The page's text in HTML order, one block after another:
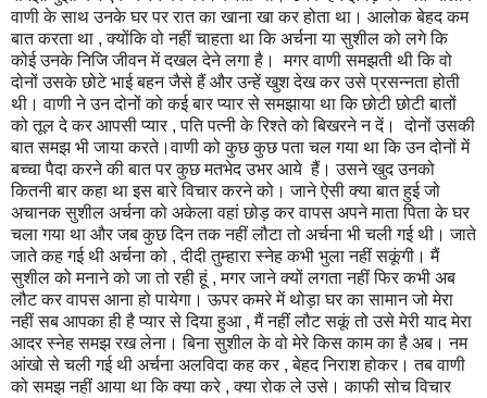
वाणी के साथ उनके घर पर रात का खाना खा कर होता था। आलोक बेहद कम
बात करता था , क्योंकि वो नहीं चाहता था कि अर्चना या सुशील को लगे कि
कोई उनके निजि जीवन में दखल देने लगा है। मगर वाणी समझती थी कि वो
दोनों उसके छोटे भाई बहन जैसे हैं और उन्हें खुश देख कर उसे प्रसन्नता होती
थी। वाणी ने उन दोनों को कई बार प्यार से समझाया था कि छोटी छोटी बातों
को तूल दे कर आपसी प्यार , पति पत्नी के रिश्ते को बिखरने न दें। दोनों उसकी
बात समझ भी जाया करते।वाणी को कुछ कुछ पता चल गया था कि उन दोनों में
बच्चा पैदा करने की बात पर कुछ मतभेद उभर आये हैं। उसने खुद उनको
कितनी बार कहा था इस बारे विचार करने को। जाने ऐसी क्या बात हुई जो
अचानक सुशील अर्चना को अकेला वहां छोड़ कर वापस अपने माता पिता के घर
चला गया था और जब कुछ दिन तक नहीं लौटा तो अर्चना भी चली गई थी। जाते
जाते कह गई थी अर्चना को , दीदी तुम्हारा स्नेह कभी भुला नहीं सकूंगी। मैं
सुशील को मनाने को जा तो रही हूं , मगर जाने क्यों लगता नहीं फिर कभी अब
लौट कर वापस आना हो पायेगा। ऊपर कमरे में थोड़ा घर का सामान जो मेरा
नहीं सब आपका ही है प्यार से दिया हुआ , मैं नहीं लौट सकूं तो उसे मेरी याद मेरा
आदर स्नेह समझ रख लेना। बिना सुशील के वो मेरे किस काम का है अब। नम
आंखो से चली गई थी अर्चना अलविदा कह कर , बेहद निराश होकर। तब वाणी
को समझ नहीं आया था कि क्या करे , क्या रोक ले उसे। काफी सोच विचार